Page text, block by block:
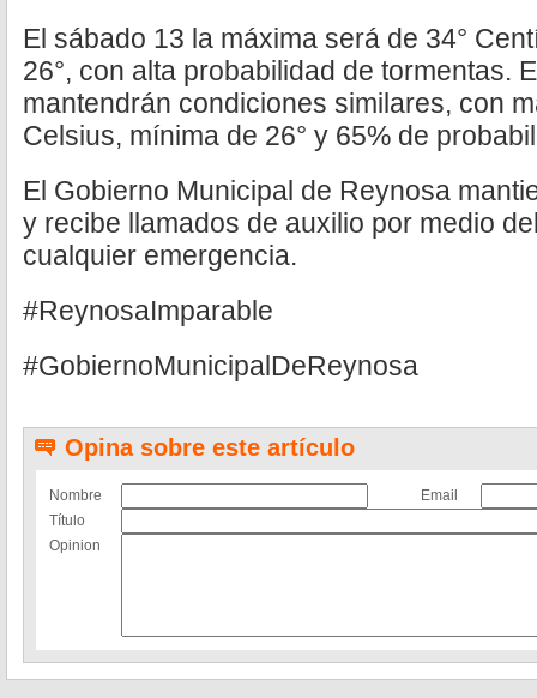
El sábado 13 la máxima será de 34°
26°, con alta probabilidad de tormentas.
mantendrán condiciones similares, con
Celsius, mínima de 26° y 65% de
El Gobierno Municipal de Reynosa
y recibe llamados de auxilio por medio
cualquier emergencia.
#ReynosaImparable
#GobiernoMunicipalDeReynosa
Opina sobre este artículo
Nombre
Email
Título
Opinion